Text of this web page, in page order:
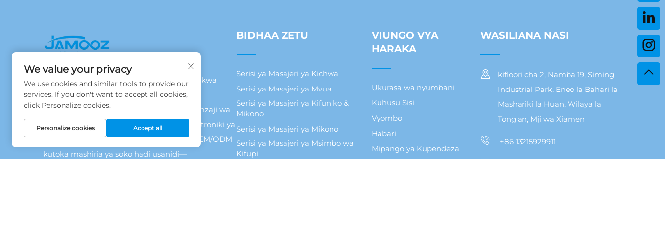
Jamooz — Inovisheni ya Teknolojia ya Afya kwa
Maisha ya Kila Siku.
Jamooz ni mnufaa wa kuboresha uzungumzaji wa
vifaa vya masaj, vitu vya nyumbani, na elektroniki ya
mvua. Tunatoa suluhisho za mwisho wa OEM/ODM
kutoka mashiria ya soko hadi usanidi—
BIDHAA ZETU
Serisi ya Masajeri ya Kichwa
Serisi ya Masajeri ya Mvua
Serisi ya Masajeri ya Kifuniko &
Mikono
Serisi ya Masajeri ya Mikono
Serisi ya Masajeri ya Msimbo wa
Kifupi
VIUNGO VYA
HARAKA
Ukurasa wa nyumbani
Kuhusu Sisi
Vyombo
Habari
Mipango ya Kupendeza
WASILIANA NASI
kifloori cha 2, Namba 19, Siming
Industrial Park, Eneo la Bahari la
Mashariki la Huan, Wilaya la
Tong'an, Mji wa Xiamen
+86 13215929911
[email protected]
We value your privacy
We use cookies and similar tools to provide our
services. If you don't want to accept all cookies,
click Personalize cookies.
Personalize cookies Accept all